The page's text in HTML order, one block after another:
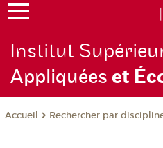
Institut
Appliquéeset
Accueil Rechercher par